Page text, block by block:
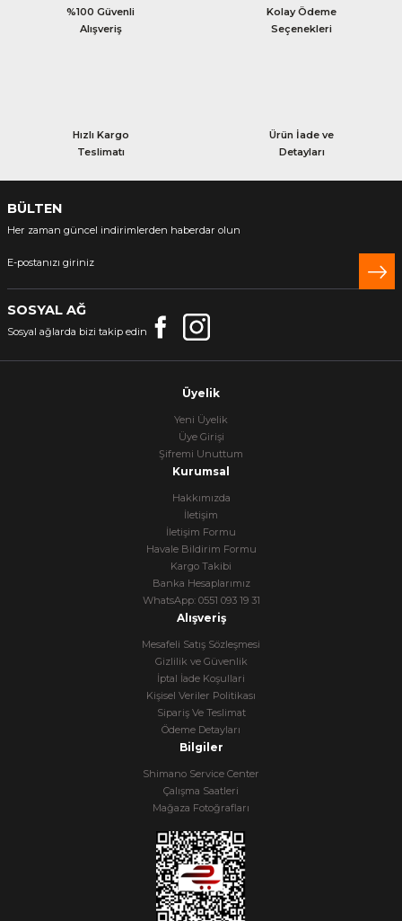
%100 Güvenli
Alışveriş
Kolay Ödeme
Seçenekleri
Hızlı Kargo
Teslimatı
Ürün İade ve
Detayları
BÜLTEN
Her zaman güncel indirimlerden haberdar olun
SOSYAL AĞ
Sosyal ağlarda bizi takip edin
Üyelik
Yeni Üyelik
Üye Girişi
Şifremi Unuttum
Kurumsal
Hakkımızda
İletişim
İletişim Formu
Havale Bildirim Formu
Kargo Takibi
Banka Hesaplarımız
WhatsApp: 0551 093 19 31
Alışveriş
Mesafeli Satış Sözleşmesi
Gizlilik ve Güvenlik
İptal İade Koşullari
Kişisel Veriler Politikası
Sipariş Ve Teslimat
Ödeme Detayları
Bilgiler
Shimano Service Center
Çalışma Saatleri
Mağaza Fotoğrafları